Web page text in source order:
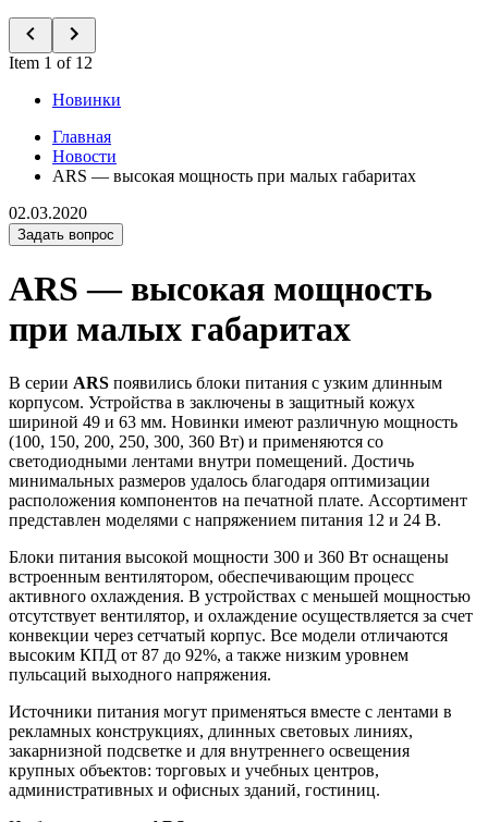
Item 1 of 12
Новинки
Главная
Новости
ARS — высокая мощность при малых габаритах
02.03.2020
Задать вопрос
ARS — высокая мощность
при малых габаритах
В серии ARS появились блоки питания с узким длинным
корпусом. Устройства в заключены в защитный кожух
шириной 49 и 63 мм. Новинки имеют различную мощность
(100, 150, 200, 250, 300, 360 Вт) и применяются со
светодиодными лентами внутри помещений. Достичь
минимальных размеров удалось благодаря оптимизации
расположения компонентов на печатной плате. Ассортимент
представлен моделями с напряжением питания 12 и 24 В.
Блоки питания высокой мощности 300 и 360 Вт оснащены
встроенным вентилятором, обеспечивающим процесс
активного охлаждения. В устройствах с меньшей мощностью
отсутствует вентилятор, и охлаждение осуществляется за счет
конвекции через сетчатый корпус. Все модели отличаются
высоким КПД от 87 до 92%, а также низким уровнем
пульсаций выходного напряжения.
Источники питания могут применяться вместе с лентами в
рекламных конструкциях, длинных световых линиях,
закарнизной подсветке и для внутреннего освещения
крупных объектов: торговых и учебных центров,
административных и офисных зданий, гостиниц.